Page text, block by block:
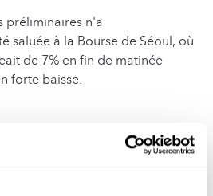
préliminaires n'a
saluée à la Bourse de Séoul, où
de 7% en fin de matinée
forte baisse.
la suite, est de savoir "combien